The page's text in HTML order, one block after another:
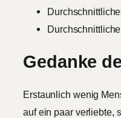
Gedanke
Erstaunlich wenig
auf ein paar verliebte,